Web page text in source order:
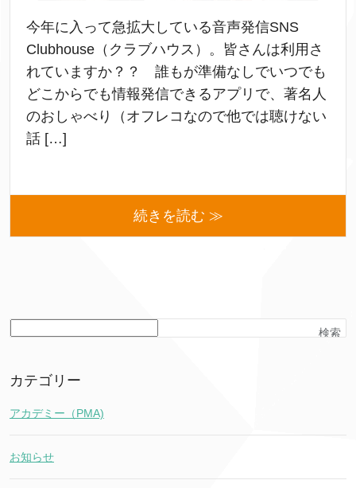
今年に入って急拡大している音声発信SNS
Clubhouse（クラブハウス）。皆さんは利用さ
れていますか？？ 誰もが準備なしでいつでも
どこからでも情報発信できるアプリで、著名人
のおしゃべり（オフレコなので他では聴けない
話 […]
続きを読む ≫
検索
カテゴリー
アカデミー（PMA)
お知らせ